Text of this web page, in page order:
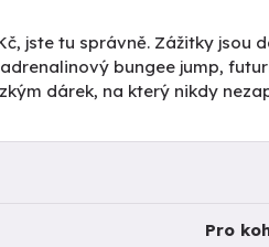
jste tu správně. Zážitky jsou
bungee jump,
dárek, na který nikdy
Pro